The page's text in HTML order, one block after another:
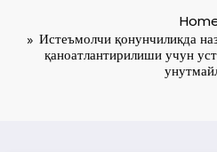
Истеъмолчи қонунчиликда
қаноатлантирилиши учун